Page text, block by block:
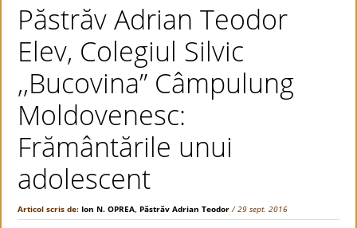
Păstrăv Adrian Teodor
Elev, Colegiul Silvic
,,Bucovina” Câmpulung
Moldovenesc:
Frământările unui
adolescent
Articol scris de:Ion N. OPREA,Păstrăv Adrian Teodor / 29 sept. 2016